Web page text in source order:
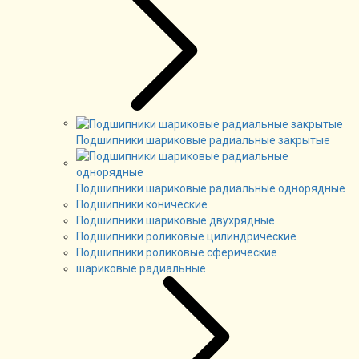
Подшипники шариковые радиальные закрытые
Подшипники шариковые радиальные однорядные
Подшипники конические
Подшипники шариковые двухрядные
Подшипники роликовые цилиндрические
Подшипники роликовые сферические
шариковые радиальные